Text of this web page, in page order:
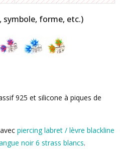
symbole, forme, etc.)
925 et silicone à piques de
piercing labret / lèvre blackline
noir 6 strass blancs.